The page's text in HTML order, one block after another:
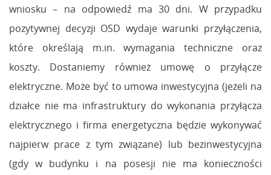
wniosku – na odpowiedź ma 30 dni. W przypadku
pozytywnej decyzji OSD wydaje warunki przyłączenia,
które określają m.in. wymagania techniczne oraz
koszty. Dostaniemy również umowę o przyłącze
elektryczne. Może być to umowa inwestycyjna (jeżeli na
działce nie ma infrastruktury do wykonania przyłącza
elektrycznego i firma energetyczna będzie wykonywać
najpierw prace z tym związane) lub bezinwestycyjna
(gdy w budynku i na posesji nie ma konieczności